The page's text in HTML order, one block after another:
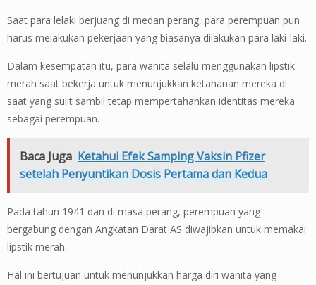
Saat para lelaki berjuang di medan perang, para perempuan pun
harus melakukan pekerjaan yang biasanya dilakukan para laki-laki.
Dalam kesempatan itu, para wanita selalu menggunakan lipstik
merah saat bekerja untuk menunjukkan ketahanan mereka di
saat yang sulit sambil tetap mempertahankan identitas mereka
sebagai perempuan.
Baca Juga Ketahui Efek Samping Vaksin Pfizer
setelah Penyuntikan Dosis Pertama dan Kedua
Pada tahun 1941 dan di masa perang, perempuan yang
bergabung dengan Angkatan Darat AS diwajibkan untuk memakai
lipstik merah.
Hal ini bertujuan untuk menunjukkan harga diri wanita yang